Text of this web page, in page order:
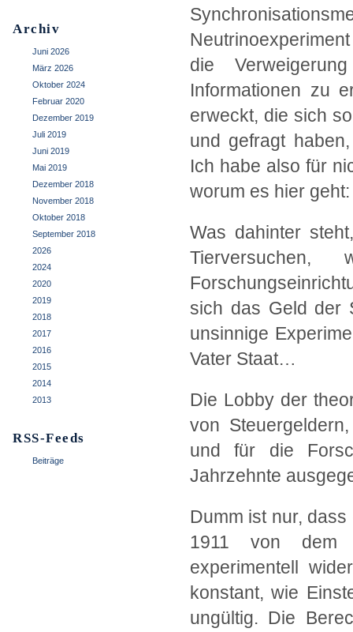
Archiv
Juni 2026
März 2026
Oktober 2024
Februar 2020
Dezember 2019
Juli 2019
Juni 2019
Mai 2019
Dezember 2018
November 2018
Oktober 2018
September 2018
2026
2024
2020
2019
2018
2017
2016
2015
2014
2013
RSS-Feeds
Beiträge
die
Informationen zu
erweckt, die sich
und gefragt
Ich habe also für
worum es hier geht:
Was dahinter
sich das Geld der
unsinnige
Vater Staat…
Die Lobby der
von
und für die
Jahrzehnte
Dumm ist nur,
1911 von dem
experimentell
konstant, wie
ungültig. Die